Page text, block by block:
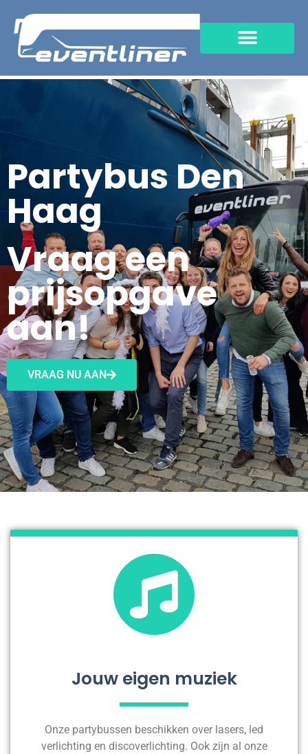
Partybus Den
Haag
Vraag een
prijsopgave
aan!
VRAAG NU AAN
Jouw eigen muziek
Onze partybussen beschikken over lasers, led
verlichting en discoverlichting. Ook zijn al onze